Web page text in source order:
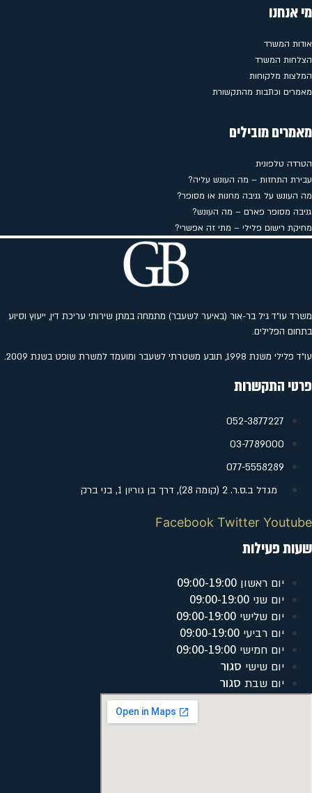
מי אנחנו
אודות המשרד
הצלחות המשרד
המלצות מלקוחות
מאמרים וכתבות מהתקשורת
מאמרים מובילים
הטרדה טלפונית
עבירת התחזות – מה העונש עליה?
מה העונש על גניבה מחנות או מסופר?
גניבה מסופר פארם – מה העונש?
מחיקת רישום פלילי – מתי זה אפשרי?
משרד עו"ד גיל בר-אור (באיער לשעבר) מתמחה במתן שירותי עריכת דין, ייעוץ וסיוע
בתחום הפלילים.
עו"ד פלילי משנת 1998, תובע משטרתי לשעבר ומועמד למשרת שופט בשנת 2009.
פרטי התקשרות
052-3877227
‭03-7789000
077-5558289
מגדל ב.ס.ר. 2 (קומה 28), דרך בן גוריון 1, בני ברק
Facebook Twitter Youtube
שעות פעילות
יום ראשון 09:00-19:00
יום שני 09:00-19:00
יום שלישי 09:00-19:00
יום רביעי 09:00-19:00
יום חמישי 09:00-19:00
יום שישי סגור
יום שבת סגור